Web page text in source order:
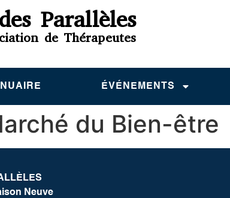
Parallèles
de Thérapeutes
ÉVÉNEMENTS
du Bien-être
Neuve